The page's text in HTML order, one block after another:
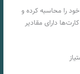
را محاسبه کرده و
دارای مقادیر